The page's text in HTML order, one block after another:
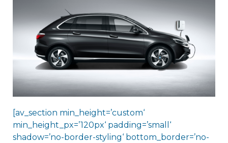
[av_section min_height=’custom‘
min_height_px=’120px‘ padding=’small‘
shadow=’no-border-styling‘ bottom_border=’no-